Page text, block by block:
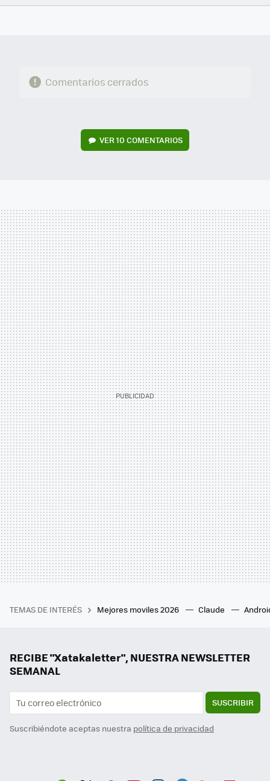
FACEBOOK
TWITTERFLIPBOARD
E-
WHATSAPP
Comentarios cerrados
VER10 COMENTARIOS
TEMAS DE INTERÉS Mejores moviles 2026 Claude
RECIBE "Xatakaletter", NUESTRA NEWSLETTER
SEMANAL
SUSCRIBIR
Suscribiéndote aceptas nuestra política de privacidad